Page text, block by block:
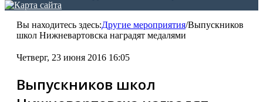
Вы находитесь здесь:Другие мероприятия/Выпускников
школ Нижневартовска наградят медалями
Четверг, 23 июня 2016 16:05
Выпускников школ